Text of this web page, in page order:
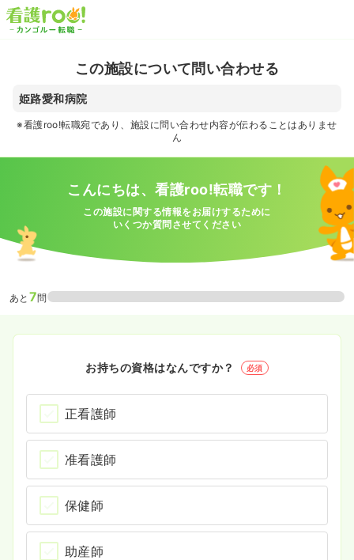
この施設について問い合わせる
姫路愛和病院
※看護roo!転職宛であり、施設に問い合わせ内容が伝わることはありませ
ん
こんにちは、看護roo!転職です！
この施設に関する情報をお届けするために
いくつか質問させてください
あと 7問
お持ちの資格はなんですか？ 必須
正看護師
准看護師
保健師
助産師